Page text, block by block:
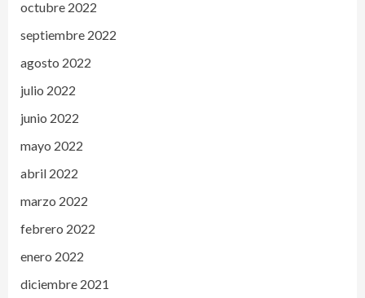
octubre 2022
septiembre 2022
agosto 2022
julio 2022
junio 2022
mayo 2022
abril 2022
marzo 2022
febrero 2022
enero 2022
diciembre 2021